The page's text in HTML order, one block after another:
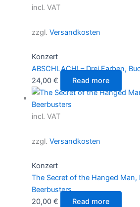
incl. VAT
zzgl. Versandkosten
Konzert
ABSCHLACH! – Drei Farben,
24,00 € Read more
incl. VAT
zzgl. Versandkosten
Konzert
The Secret of the Hanged Man,
Beerbusters
20,00 € Read more